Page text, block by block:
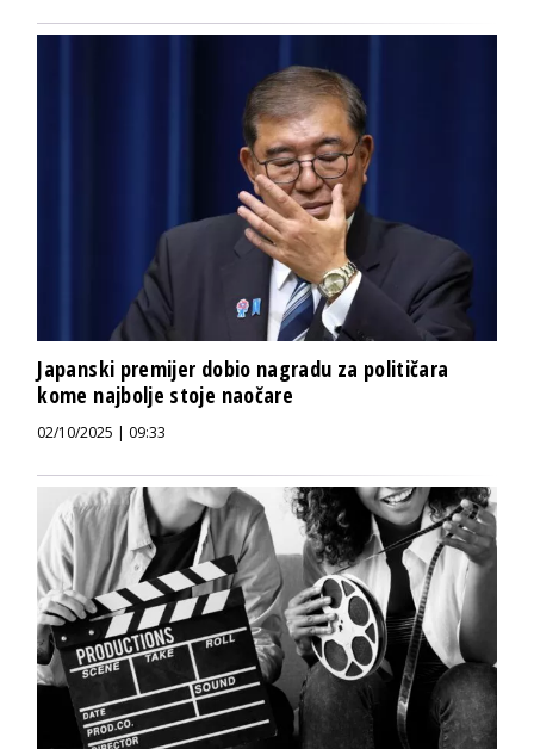
Japanski premijer dobio nagradu za političara
kome najbolje stoje naočare
02/10/2025 | 09:33